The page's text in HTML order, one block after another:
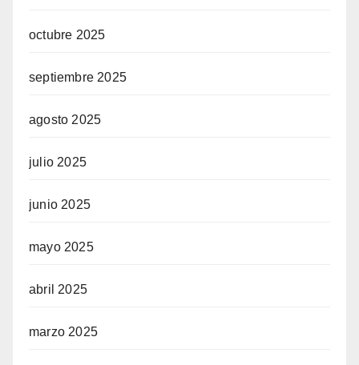
octubre 2025
septiembre 2025
agosto 2025
julio 2025
junio 2025
mayo 2025
abril 2025
marzo 2025